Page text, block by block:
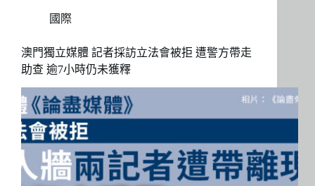
國際
澳門獨立媒體 記者採訪立法會被拒 遭警方帶走
助查 逾7小時仍未獲釋